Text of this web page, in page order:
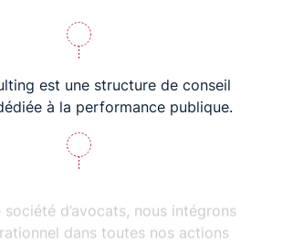
est une structure de conseil
à la performance publique.